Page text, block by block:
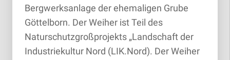
Bergwerksanlage der ehemaligen Grube
Göttelborn. Der Weiher ist Teil des
Naturschutzgroßprojekts „Landschaft der
Industriekultur Nord (LIK.Nord). Der Weiher